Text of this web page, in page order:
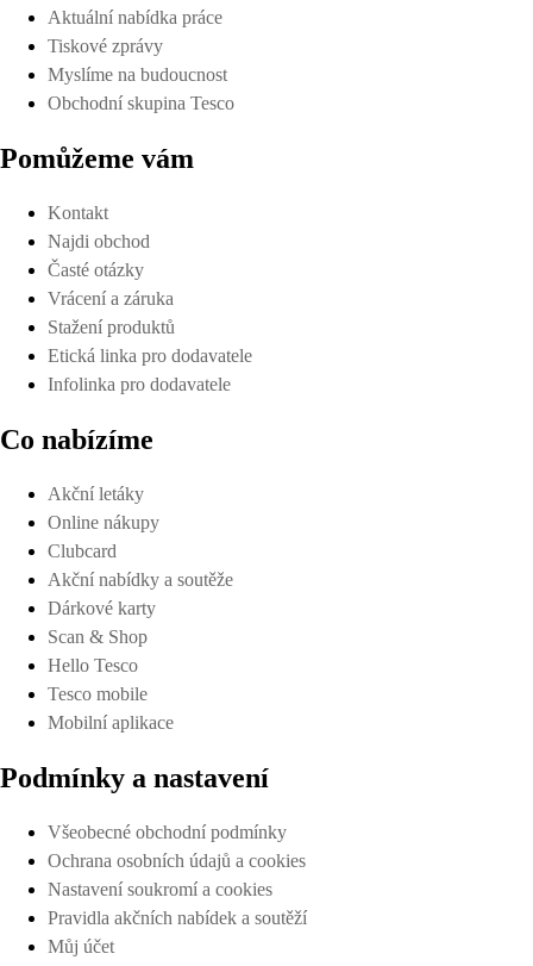
Aktuální nabídka práce
Tiskové zprávy
Myslíme na budoucnost
Obchodní skupina Tesco
Pomůžeme vám
Kontakt
Najdi obchod
Časté otázky
Vrácení a záruka
Stažení produktů
Etická linka pro dodavatele
Infolinka pro dodavatele
Co nabízíme
Akční letáky
Online nákupy
Clubcard
Akční nabídky a soutěže
Dárkové karty
Scan & Shop
Hello Tesco
Tesco mobile
Mobilní aplikace
Podmínky a nastavení
Všeobecné obchodní podmínky
Ochrana osobních údajů a cookies
Nastavení soukromí a cookies
Pravidla akčních nabídek a soutěží
Můj účet